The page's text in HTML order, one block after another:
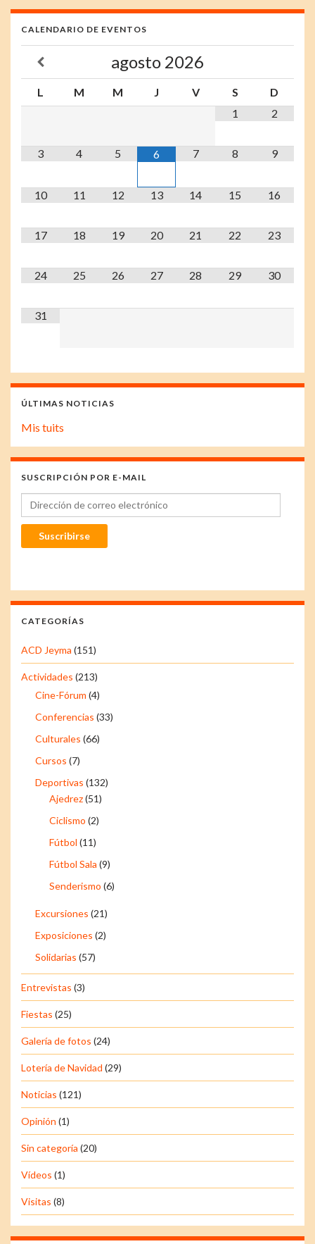
CALENDARIO DE EVENTOS
agosto 2026
L M M J V S
D
1
2
3 4 5 6 7 8 9
10 11 12 13 14 15 16
17 18 19 20 21 22 23
24 25 26 27 28 29 30
31
ÚLTIMAS NOTICIAS
Mis tuits
SUSCRIPCIÓN POR E-MAIL
Dirección de correo electrónico
Suscribirse
CATEGORÍAS
ACD Jeyma (151)
Actividades (213)
Cine-Fórum (4)
Conferencias (33)
Culturales (66)
Cursos (7)
Deportivas (132)
Ajedrez(51)
Ciclismo (2)
Fútbol (11)
Fútbol Sala (9)
Senderismo (6)
Excursiones (21)
Exposiciones (2)
Solidarias (57)
Entrevistas (3)
Fiestas (25)
Galería de fotos (24)
Lotería de Navidad (29)
Noticias (121)
Opinión (1)
Sin categoría (20)
Vídeos (1)
Visitas (8)